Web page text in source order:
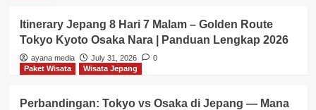
Itinerary Jepang 8 Hari 7 Malam – Golden Route
Tokyo Kyoto Osaka Nara | Panduan Lengkap 2026
ayana media July 31, 2026
0
Paket Wisata
Wisata Jepang
Perbandingan: Tokyo vs Osaka di Jepang — Mana